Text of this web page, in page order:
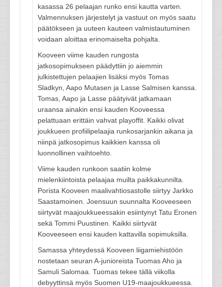
kasassa 26 pelaajan runko ensi kautta varten.
Valmennuksen järjestelyt ja vastuut on myös saatu
päätökseen ja uuteen kauteen valmistautuminen
voidaan aloittaa erinomaiselta pohjalta.
Kooveen viime kauden rungosta
jatkosopimukseen päädyttiin jo aiemmin
julkistettujen pelaajien lisäksi myös Tomas
Sladkyn, Aapo Mutasen ja Lasse Salmisen kanssa.
Tomas, Aapo ja Lasse päätyivät jatkamaan
uraansa ainakin ensi kauden Kooveessa
pelattuaan erittäin vahvat playoffit. Kaikki olivat
joukkueen profiilipelaajia runkosarjankin aikana ja
niinpä jatkosopimus kaikkien kanssa oli
luonnollinen vaihtoehto.
Viime kauden runkoon saatiin kolme
mielenkiintoista pelaajaa muilta paikkakunnilta.
Porista Kooveen maalivahtiosastolle siirtyy Jarkko
Saastamoinen. Joensuun suunnalta Kooveeseen
siirtyvät maajoukkueessakin esiintynyt Tatu Eronen
sekä Tommi Puustinen. Kaikki siirtyvät
Kooveeseen ensi kauden kattavilla sopimuksilla.
Samassa yhteydessä Kooveen liigamiehistöön
nostetaan seuran A-junioreista Tuomas Aho ja
Samuli Salomaa. Tuomas tekee tällä viikolla
debyyttinsä myös Suomen U19-maajoukkueessa.